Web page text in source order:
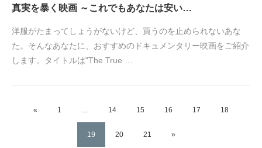
真実を暴く映画 ～これでもあなたは安い…
洋服がたまってしょうがないけど、買うのを止められないあな
た。そんなあなたに、おすすめのドキュメンタリー映画をご紹介
します。タイトルは"The True …
« 1 … 14 15 16 17 18
19 20 21 »